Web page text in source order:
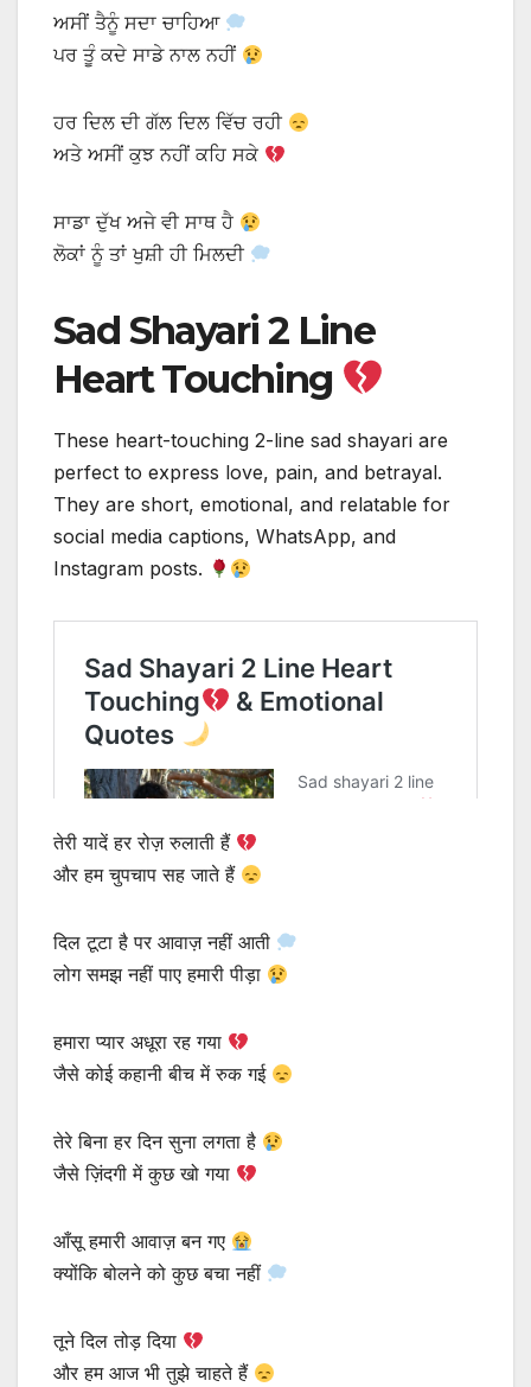
ਅਸੀਂ ਤੈਨੂੰ ਸਦਾ ਚਾਹਿਆ
ਪਰ ਤੂੰ ਕਦੇ ਸਾਡੇ ਨਾਲ ਨਹੀਂ
ਹਰ ਦਿਲ ਦੀ ਗੱਲ ਦਿਲ ਵਿੱਚ ਰਹੀ
ਅਤੇ ਅਸੀਂ ਕੁਝ ਨਹੀਂ ਕਹਿ ਸਕੇ
ਸਾਡਾ ਦੁੱਖ ਅਜੇ ਵੀ ਸਾਥ ਹੈ
ਲੋਕਾਂ ਨੂੰ ਤਾਂ ਖੁਸ਼ੀ ਹੀ ਮਿਲਦੀ
Sad Shayari 2 Line
Heart Touching
These heart-touching 2-line sad shayari are
perfect to express love, pain, and betrayal.
They are short, emotional, and relatable for
social media captions, WhatsApp, and
Instagram posts.
तेरी यादें हर रोज़ रुलाती हैं
और हम चुपचाप सह जाते हैं
दिल टूटा है पर आवाज़ नहीं आती
लोग समझ नहीं पाए हमारी पीड़ा
हमारा प्यार अधूरा रह गया
जैसे कोई कहानी बीच में रुक गई
तेरे बिना हर दिन सुना लगता है
जैसे ज़िंदगी में कुछ खो गया
आँसू हमारी आवाज़ बन गए
क्योंकि बोलने को कुछ बचा नहीं
तूने दिल तोड़ दिया
और हम आज भी तुझे चाहते हैं